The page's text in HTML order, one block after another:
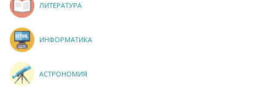
ЛИТЕРАТУРА
ИНФОРМАТИКА
АСТРОНОМИЯ